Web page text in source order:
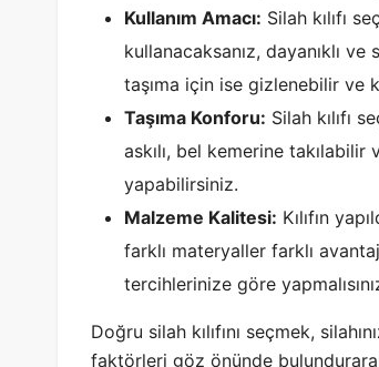
Kullanım Amacı: Silah kılıfı
kullanacaksanız, dayanıklı
taşıma için ise gizlenebilir ve
Taşıma Konforu: Silah kılıfı
askılı, bel kemerine
yapabilirsiniz.
Malzeme Kalitesi: Kılıfın
farklı materyaller farklı
tercihlerinize göre
Doğru silah kılıfını seçmek,
faktörleri göz önünde